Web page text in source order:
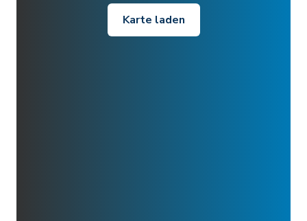
Karte laden